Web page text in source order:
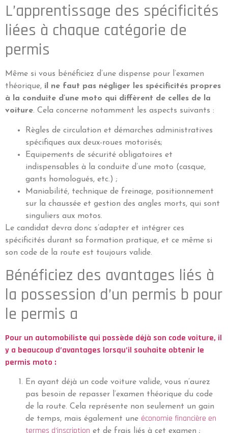
L’apprentissage des spécificités
liées à chaque catégorie de
permis
Même si vous bénéficiez d’une dispense pour l’examen
théorique, il ne faut pas négliger les spécificités propres
à la conduite d’une moto qui diffèrent de celles de la
voiture. Cela concerne notamment les aspects suivants :
Règles de circulation et démarches administratives
spécifiques aux deux-roues motorisés;
Equipements de sécurité obligatoires et
indispensables à la conduite d’une moto (casque,
gants homologués, etc.) ;
Maniabilité, technique de freinage, positionnement
sur la chaussée et gestion des angles morts, qui sont
singuliers aux motos.
Le candidat devra donc s’adapter et intégrer ces
spécificités durant sa formation pratique, et ce même si
son code de la route est toujours valide.
Bénéficiez des avantages liés à
la possession d’un permis b pour
le permis a
Pour un automobiliste qui possède déjà son code voiture, il
y a beaucoup d’avantages lorsqu’il souhaite obtenir le
permis moto :
En ayant déjà un code voiture valide, vous n’aurez
pas besoin de repasser l’examen théorique du code
de la route. Cela représente non seulement un gain
de temps, mais également une économie financière en
et de frais liés à cet examen ;